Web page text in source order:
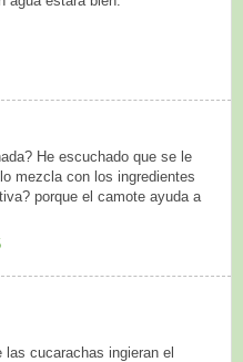
He escuchado que se le
mezcla con los ingredientes
porque el camote ayuda a
cucarachas ingieran el